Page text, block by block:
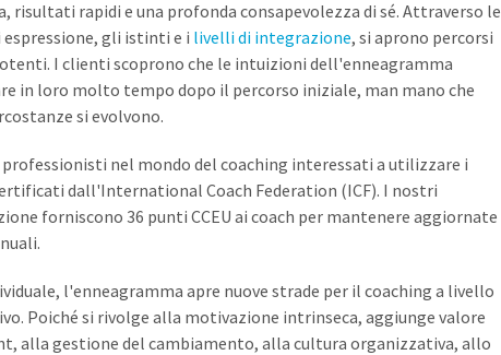
risultati rapidi e una profonda consapevolezza di sé. Attraverso le
gli istinti e i livelli di integrazione, si aprono percorsi
I clienti scoprono che le intuizioni dell'enneagramma
in loro molto tempo dopo il percorso iniziale, man mano che
si evolvono.
nel mondo del coaching interessati a utilizzare i
dall'International Coach Federation (ICF). I nostri
forniscono 36 punti CCEU ai coach per mantenere aggiornate
l'enneagramma apre nuove strade per il coaching a livello
Poiché si rivolge alla motivazione intrinseca, aggiunge valore
alla gestione del cambiamento, alla cultura organizzativa, allo